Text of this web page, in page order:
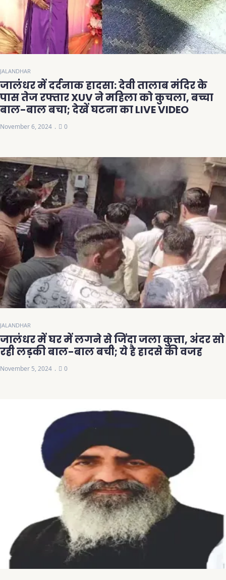
JALANDHAR
जालंधर में दर्दनाक हादसा: देवी तालाब मंदिर के
पास तेज रफ्तार XUV ने महिला को कुचला, बच्चा
बाल-बाल बचा; देखें घटना का LIVE VIDEO
November 6, 2024 0
JALANDHAR
जालंधर में घर में लगने से जिंदा जला कुत्ता, अंदर सो
रही लड़की बाल-बाल बची; ये है हादसे की वजह
November 5, 2024 0